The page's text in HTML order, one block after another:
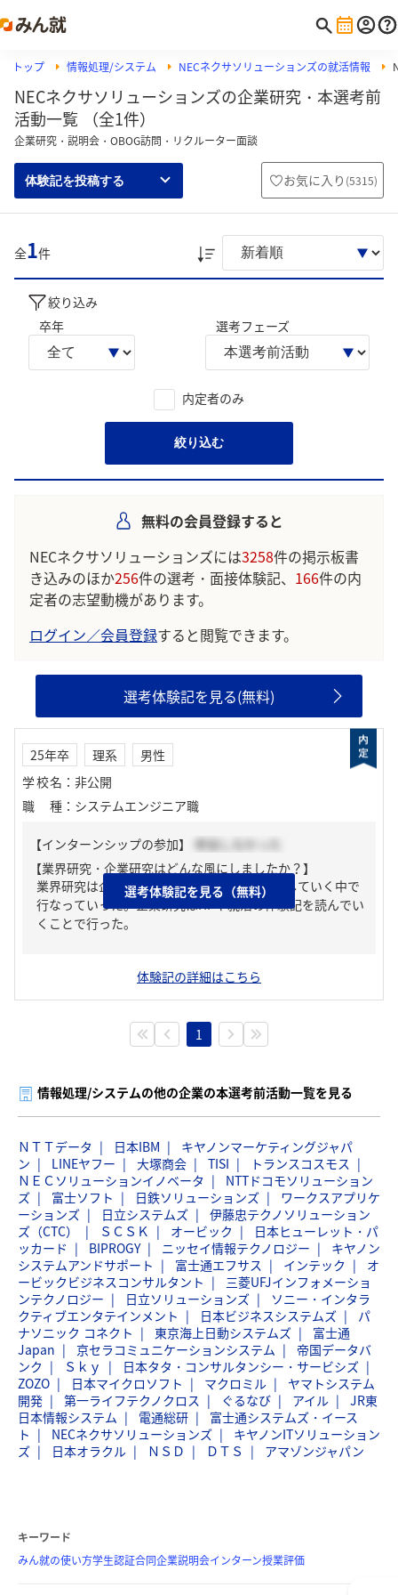
トップ 情報処理/システム NECネクサソリューションズの就活情報
NECネクサソリューションズの企業研究・本選考前
活動一覧 （全1件）
企業研究・説明会・OBOG訪問・リクルーター面談
体験記を投稿する お気に入り (5315)
全1件
絞り込み
卒年
選考フェーズ
内定者のみ
絞り込む
無料の会員登録すると
NECネクサソリューションズには3258件の掲示板書
き込みのほか256件の選考・面接体験記、 166件の内
定者の志望動機があります。
ログイン／会員登録すると閲覧できます。
選考体験記を見る(無料)
25年卒 理系
男性
学校名 ： 非公開
職種 ： システムエンジニア職
【インターンシップの参加】
参加しなかった
【業界研究・企業研究はどんな風にしましたか？】
業界研究は企業説明会やインターンシップをしていく中で
行なっていった。企業研究はHPや就活の体験記を読んでい
くことで行った。
選考体験記を見る（無料）
体験記の詳細はこちら
1
情報処理/システムの他の企業の本選考前活動一覧を見る
ＮＴＴデータ 日本IBM
キヤノンマーケティングジャパ
ン
LINEヤフー 大塚商会 TISI
トランスコスモス
ＮＥＣソリューションイノベータ
NTTドコモソリューション
ズ
富士ソフト 日鉄ソリューションズ
ワークスアプリケ
ーションズ
日立システムズ
伊藤忠テクノソリューション
ズ（CTC）
ＳＣＳＫ オービック
日本ヒューレット・パ
ッカード
BIPROGY ニッセイ情報テクノロジー
キヤノン
システムアンドサポート
富士通エフサス インテック
オ
ービックビジネスコンサルタント
三菱UFJインフォメーショ
ンテクノロジー
日立ソリューションズ
ソニー・インタラ
クティブエンタテインメント
日本ビジネスシステムズ
パ
ナソニック コネクト
東京海上日動システムズ
富士通
Japan
京セラコミュニケーションシステム
帝国データバ
ンク
Ｓｋｙ
日本タタ・コンサルタンシー・サービシズ
ZOZO
日本マイクロソフト マクロミル
ヤマトシステム
開発
第一ライフテクノクロス ぐるなび アイル
JR東
日本情報システム
電通総研
富士通システムズ・イース
ト
NECネクサソリューションズ
キヤノンITソリューション
ズ
日本オラクル ＮＳＤ ＤＴＳ アマゾンジャパン
キーワード
みん就の使い方学生認証合同企業説明会インターン授業評価